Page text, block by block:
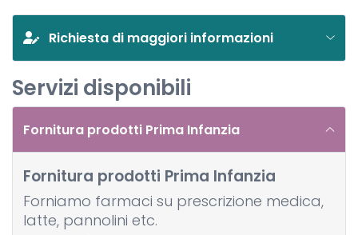
Richiesta di maggiori informazioni
Servizi disponibili
Fornitura prodotti Prima Infanzia
Fornitura prodotti Prima Infanzia
Forniamo farmaci su prescrizione medica,
latte, pannolini etc.